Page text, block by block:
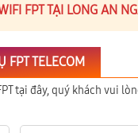
FPT TẠI LONG AN
FPT TELECOM
tại đây, quý khách vui